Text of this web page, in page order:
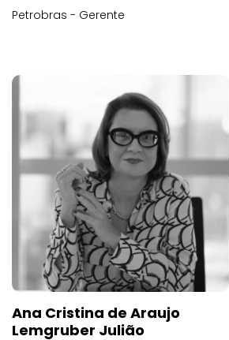
Petrobras - Gerente
Ana Cristina de Araujo
Lemgruber Julião